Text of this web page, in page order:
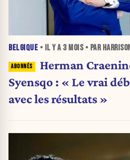
BELGIQUE • IL Y A 3 MOIS• PAR
Herman
Syensqo : « Le vrai
avec les résultats »